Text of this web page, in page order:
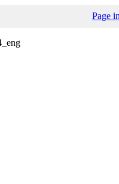
Page